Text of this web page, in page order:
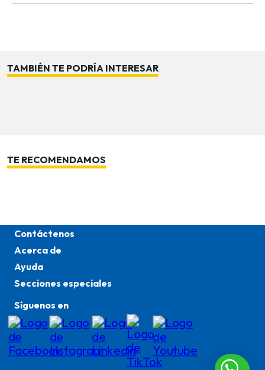
TAMBIÉN TE PODRÍA INTERESAR
TE RECOMENDAMOS
Contáctenos
Acerca de
Ayuda
Secciones especiales
Síguenos en